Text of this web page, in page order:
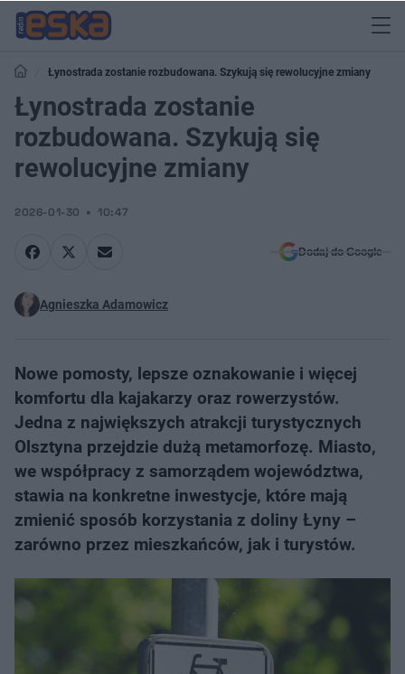
Łynostrada zostanie rozbudowana. Szykują się rewolucyjne zmiany
Łynostrada zostanie
rozbudowana. Szykują się
rewolucyjne zmiany
2026-01-30 10:47
Dodaj do Google
Agnieszka Adamowicz
Nowe pomosty, lepsze oznakowanie i więcej
komfortu dla kajakarzy oraz rowerzystów.
Jedna z największych atrakcji turystycznych
Olsztyna przejdzie dużą metamorfozę. Miasto,
we współpracy z samorządem województwa,
stawia na konkretne inwestycje, które mają
zmienić sposób korzystania z doliny Łyny –
zarówno przez mieszkańców, jak i turystów.